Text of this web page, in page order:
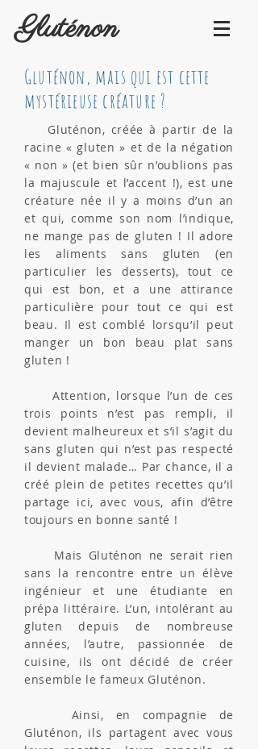
Gluténon
Gluténon, mais qui est cette
mystérieuse créature ?
Gluténon, créée à partir de la
racine « gluten » et de la négation
« non » (et bien sûr n’oublions pas
la majuscule et l’accent !), est une
créature née il y a moins d’un an
et qui, comme son nom l’indique,
ne mange pas de gluten ! Il adore
les aliments sans gluten (en
particulier les desserts), tout ce
qui est bon, et a une attirance
particulière pour tout ce qui est
beau. Il est comblé lorsqu’il peut
manger un bon beau plat sans
gluten !
Attention, lorsque l’un de ces
trois points n’est pas rempli, il
devient malheureux et s’il s’agit du
sans gluten qui n’est pas respecté
il devient malade… Par chance, il a
créé plein de petites recettes qu’il
partage ici, avec vous, afin d’être
toujours en bonne santé !
Mais Gluténon ne serait rien
sans la rencontre entre un élève
ingénieur et une étudiante en
prépa littéraire. L’un, intolérant au
gluten depuis de nombreuse
années, l’autre, passionnée de
cuisine, ils ont décidé de créer
ensemble le fameux Gluténon.
Ainsi, en compagnie de
Gluténon, ils partagent avec vous